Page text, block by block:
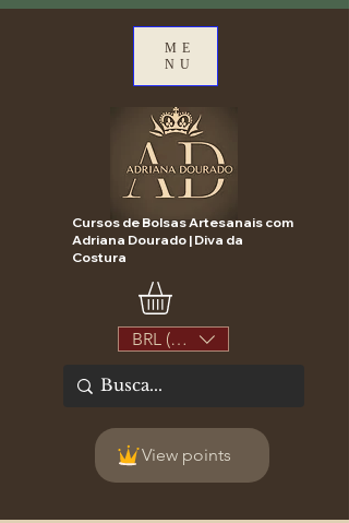
ME
NU
Cursos de Bolsas Artesanais com
Adriana Dourado | Diva da
Costura
BRL (R$)
View points